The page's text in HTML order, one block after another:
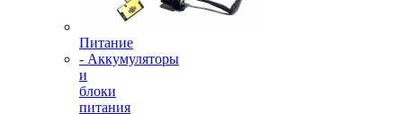
Питание
- Аккумуляторы
и
блоки
питания